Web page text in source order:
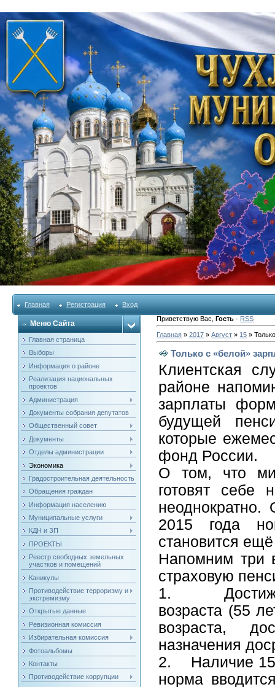
Главная Регистрация Вход
Меню Сайта
Главная страница
Выборы
Информация о районе
Реализация национальных
проектов
Администрация
Документы собрания депутатов
Общественный совет
Документы
Отделы администрации
Экономика
Градостроительная деятельность
Обращения граждан
Информация населению
Муниципальные услуги
КДН и ЗП
ПРОЕКТЫ
Реестр свободных земельных
участков и помещений
Каникулы
Противодействие терроризму и
экстремизму
Открытые данные
Ревизионная комиссия
Избирательная комиссия
Фотоальбомы
Контакты
Противодействие коррупции
Приветствую Вас ,Гость · RSS
Главная »2017 » Август » 15 »
Только с «белой»
Клиентская
районе
зарплаты
будущей
которые
фонд России.
О том, что
готовят себе
2015 года
становится
Напомним три
страховую
1.
возраста (55
возраста,
назначения
2. Наличие 15
норма